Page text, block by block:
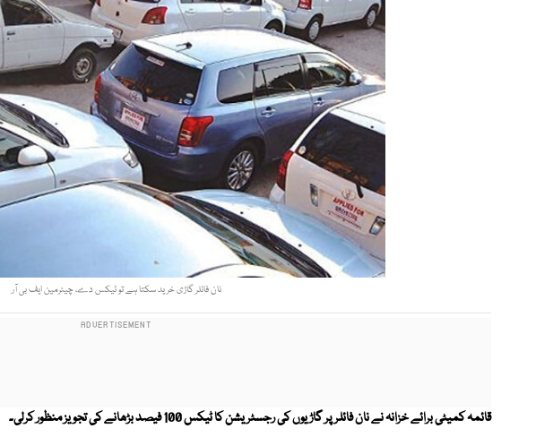
نان فائلر گاڑی خرید سکتا ہے تو ٹیکس دے، چیئرمین ایف بی آر
قائمہ کمیٹی برائے خزانہ نے نان فائلر پر گاڑیوں کی رجسٹریشن کا ٹیکس 100 فیصد بڑھانے کی تجویز منظور کرلی۔